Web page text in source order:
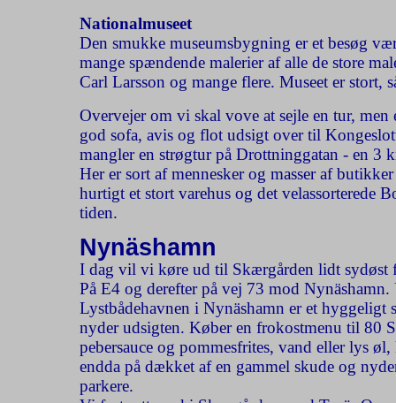
Nationalmuseet
Den smukke museumsbygning er et besøg
mange spændende malerier af alle de store
Carl Larsson og mange flere. Museet er stort,
Overvejer om vi skal vove at sejle en tur, men
god sofa, avis og flot udsigt over til
mangler en strøgtur på Drottninggatan - en 3
Her er sort af mennesker og masser af
hurtigt et stort varehus og det velassorterede
tiden.
Nynäshamn
I dag vil vi køre ud til Skærgården lidt
På E4 og derefter på vej 73 mod
Lystbådehavnen i Nynäshamn er et hyggeligt
nyder udsigten. Køber en frokostmenu til 80
pebersauce og pommesfrites, vand eller lys
endda på dækket af en gammel skude og
parkere.